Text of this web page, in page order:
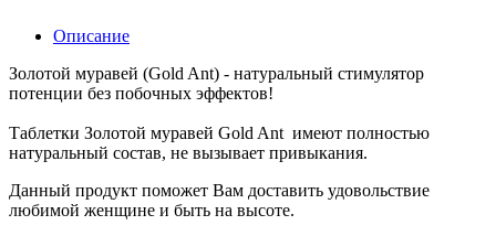
Описание
Золотой муравей (Gold Ant) - натуральный стимулятор
потенции без побочных эффектов!
Таблетки Золотой муравей Gold Ant имеют полностью
натуральный состав, не вызывает привыкания.
Данный продукт поможет Вам доставить удовольствие
любимой женщине и быть на высоте.